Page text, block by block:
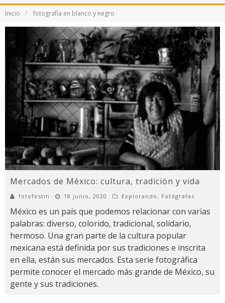
Inicio fotografía en blanco y negro
Mercados de México: cultura, tradición y vida
fotofestín 18 junio, 2020 Explorando, Fotógrafas
México es un país que podemos relacionar con varias
palabras: diverso, colorido, tradicional, solidario,
hermoso. Una gran parte de la cultura popular
mexicana está definida por sus tradiciones e inscrita
en ella, están sus mercados. Esta serie fotográfica
permite conocer el mercado más grande de México, su
gente y sus tradiciones.